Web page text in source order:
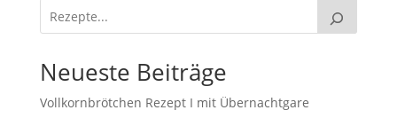
Neueste Beiträge
Vollkornbrötchen Rezept I mit Übernachtgare